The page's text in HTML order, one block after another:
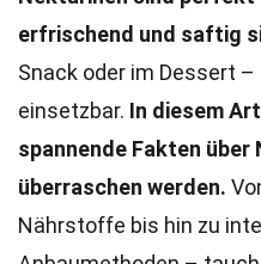
erfrischend und saftig
Snack oder im Dessert
einsetzbar. In diesem
spannende Fakten über
überraschen werden.
Nährstoffe bis hin zu